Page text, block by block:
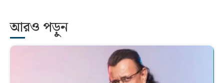
আরও পড়ুন